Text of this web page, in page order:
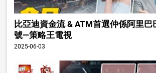
比亞迪資金流 & ATM首選仲係阿里巴
號—策略王電視
2025-06-03